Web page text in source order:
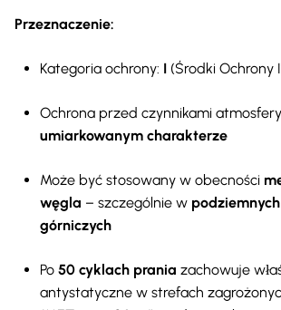
Przeznaczenie:
Kategoria ochrony: I (Środki Ochrony
Ochrona przed czynnikami
umiarkowanym charakterze
Może być stosowany w obecności
węgla – szczególnie w
górniczych
Po 50 cyklach prania zachowuje
antystatyczne w strefach